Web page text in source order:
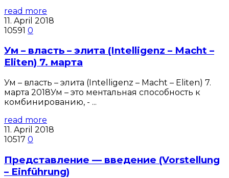
read more
11. April 2018
10591 0
Ум – власть – элита (Intelligenz – Macht –
Eliten) 7. марта
Ум – власть – элита (Intelligenz – Macht – Eliten) 7.
марта 2018Ум – это ментальная способность к
комбинированию, - ...
read more
11. April 2018
10517 0
Представление — введение (Vorstellung
– Einführung)